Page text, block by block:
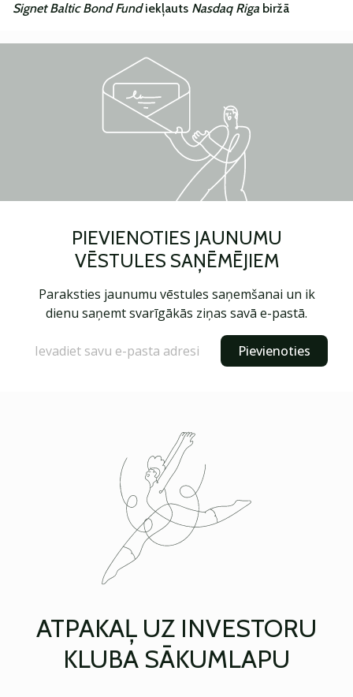
Signet Baltic Bond Fundiekļauts Nasdaq Riga biržā
PIEVIENOTIES JAUNUMU
VĒSTULES SAŅĒMĒJIEM
Paraksties jaunumu vēstules saņemšanai un ik
dienu saņemt svarīgākās ziņas savā e-pastā.
Pievienoties
ATPAKAĻ UZ INVESTORU
KLUBA SĀKUMLAPU